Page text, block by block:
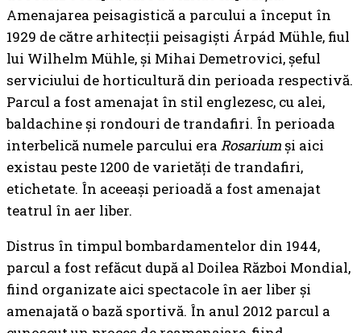
Amenajarea peisagistică a parcului a început în
1929 de către arhitecții peisagiști Árpád Mühle, fiul
lui Wilhelm Mühle, și Mihai Demetrovici, șeful
serviciului de horticultură din perioada respectivă.
Parcul a fost amenajat în stil englezesc, cu alei,
baldachine și rondouri de trandafiri. În perioada
interbelică numele parcului era Rosariumși aici
existau peste 1200 de varietăți de trandafiri,
etichetate. În aceeași perioadă a fost amenajat
teatrul în aer liber.
Distrus în timpul bombardamentelor din 1944,
parcul a fost refăcut după al Doilea Război Mondial,
fiind organizate aici spectacole în aer liber și
amenajată o bază sportivă. În anul 2012 parcul a